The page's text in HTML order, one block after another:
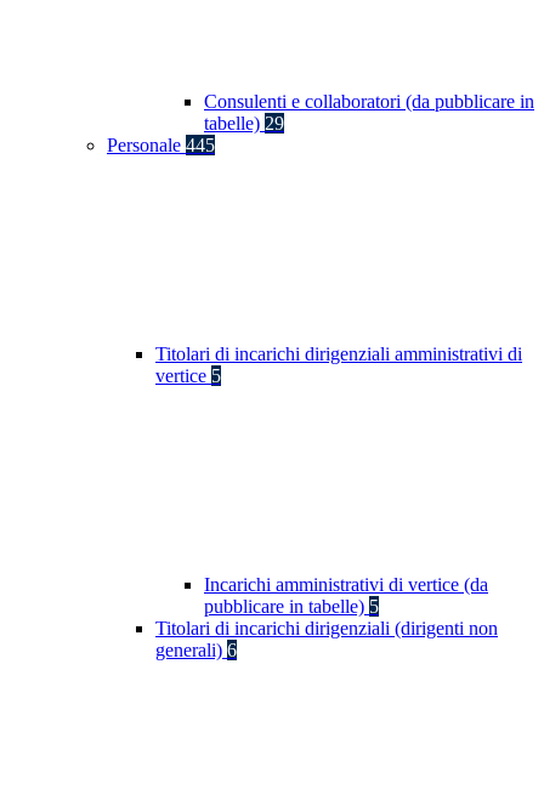
Consulenti e collaboratori (da pubblicare in
tabelle) 29
Personale 445
Titolari di incarichi dirigenziali amministrativi di
vertice 5
Incarichi amministrativi di vertice (da
pubblicare in tabelle) 5
Titolari di incarichi dirigenziali (dirigenti non
generali) 6